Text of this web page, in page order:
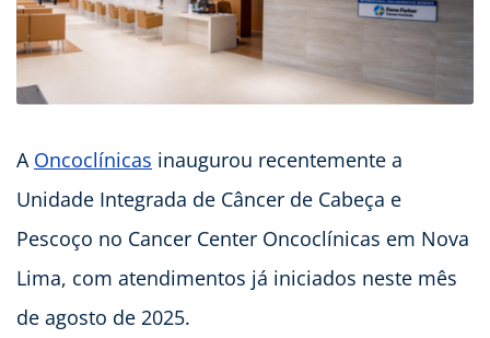
A Oncoclínicas inaugurou recentemente a
Unidade Integrada de Câncer de Cabeça e
Pescoço no Cancer Center Oncoclínicas em Nova
Lima, com atendimentos já iniciados neste mês
de agosto de 2025.